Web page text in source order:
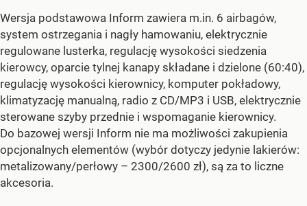
Wersja podstawowa Inform zawiera m.in. 6 airbagów,
system ostrzegania i nagły hamowaniu, elektrycznie
regulowane lusterka, regulację wysokości siedzenia
kierowcy, oparcie tylnej kanapy składane i dzielone (60:40),
regulację wysokości kierownicy, komputer pokładowy,
klimatyzację manualną, radio z CD/MP3 i USB, elektrycznie
sterowane szyby przednie i wspomaganie kierownicy.
Do bazowej wersji Inform nie ma możliwości zakupienia
opcjonalnych elementów (wybór dotyczy jedynie lakierów:
metalizowany/perłowy – 2300/2600 zł), są za to liczne
akcesoria.